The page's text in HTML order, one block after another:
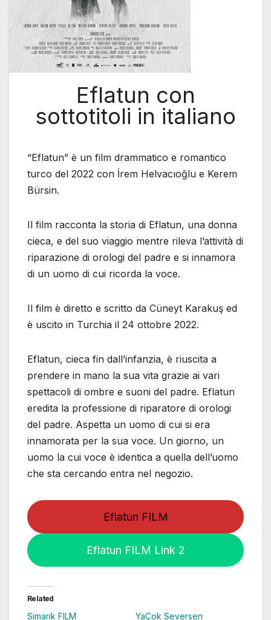
Eflatun con
sottotitoli in italiano
“Eflatun” è un film drammatico e romantico
turco del 2022 con İrem Helvacıoğlu e Kerem
Bürsin.
Il film racconta la storia di Eflatun, una donna
cieca, e del suo viaggio mentre rileva l’attività di
riparazione di orologi del padre e si innamora
di un uomo di cui ricorda la voce.
Il film è diretto e scritto da Cüneyt Karakuş ed
è uscito in Turchia il 24 ottobre 2022.
Eflatun, cieca fin dall’infanzia, è riuscita a
prendere in mano la sua vita grazie ai vari
spettacoli di ombre e suoni del padre. Eflatun
eredita la professione di riparatore di orologi
del padre. Aspetta un uomo di cui si era
innamorata per la sua voce. Un giorno, un
uomo la cui voce è identica a quella dell’uomo
che sta cercando entra nel negozio.
Eflatun FILM
Eflatun FILM Link 2
Related
Simarik FILM
YaÇok Seversen